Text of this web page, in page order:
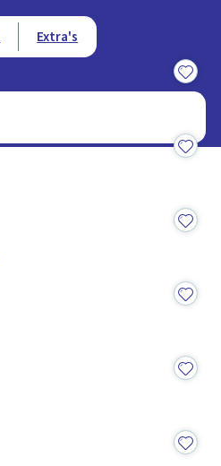
Extra's